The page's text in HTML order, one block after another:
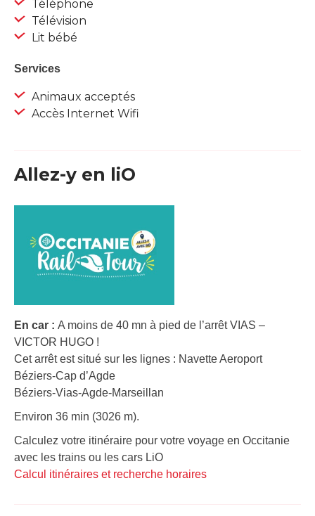
Téléphone
Télévision
Lit bébé
Services
Animaux acceptés
Accès Internet Wifi
Allez-y en liO
En car : A moins de 40 mn à pied de l’arrêt VIAS –
VICTOR HUGO !
Cet arrêt est situé sur les lignes : Navette Aeroport
Béziers-Cap d’Agde
Béziers-Vias-Agde-Marseillan
Environ 36 min (3026 m).
Calculez votre itinéraire pour votre voyage en Occitanie
avec les trains ou les cars LiO
Calcul itinéraires et recherche horaires